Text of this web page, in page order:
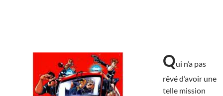
Qui n’a pas
rêvé d’avoir une
telle mission